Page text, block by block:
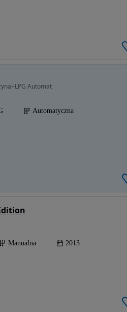
Automat
Automatyczna
Manualna 2013